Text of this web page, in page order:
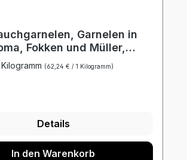
Garnelen in
Fokken und Müller,
(62,24 € / 1 Kilogramm)
Details
In den Warenkorb